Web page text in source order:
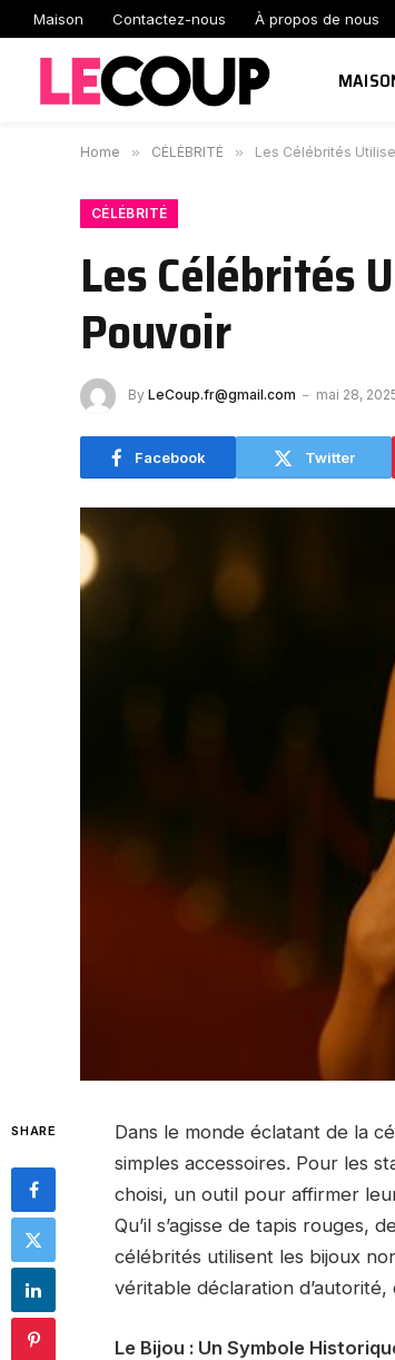
Maison Contactez-nous À propos de nous
Home » CÉLÉBRITÉ » Les Célébrités
CÉLÉBRITÉ
Les Célébrités
Pouvoir
By LeCoup.fr@gmail.com mai 28,
Facebook Twitter
SHARE
Dans le monde éclatant de la
simples accessoires. Pour les
choisi, un outil pour affirmer
Qu’il s’agisse de tapis rouges,
célébrités utilisent les bijoux
véritable déclaration d’autorité,
Le Bijou : Un Symbole